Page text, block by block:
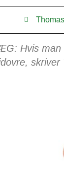
Hvis man